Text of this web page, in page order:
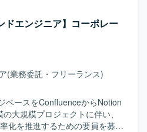
ータ処理・解析環境と、各種
合わせたデータ利活用基盤が想
ト開発を実施していただきま
装や、タスク分解・ツール連
ながら、エージェントの精度
続的に行っていただきます。
エージェント技術への関心が
ら設計・実装・改善を主体的
ております。関係者とコミュ
件を整理し、プロダクト品質
り組んでいただける方が望まし
いて、プロンプト戦略やエージ
ドエンジニア】コーポレー
(業務委託・フリーランス)
ベースをConfluenceからNotion
大規模プロジェクトに伴い、
化を推進するための要員を募集